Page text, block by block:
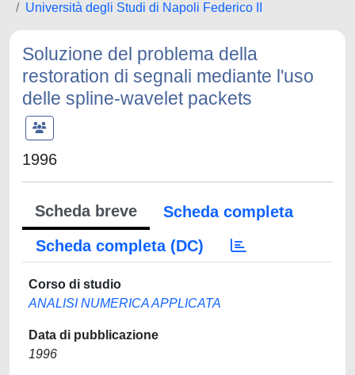
Università degli Studi di Napoli Federico II
Soluzione del problema della
restoration di segnali mediante l'uso
delle spline-wavelet packets
1996
Scheda breve
Scheda completa
Scheda completa (DC)
Corso di studio
ANALISI NUMERICA APPLICATA
Data di pubblicazione
1996